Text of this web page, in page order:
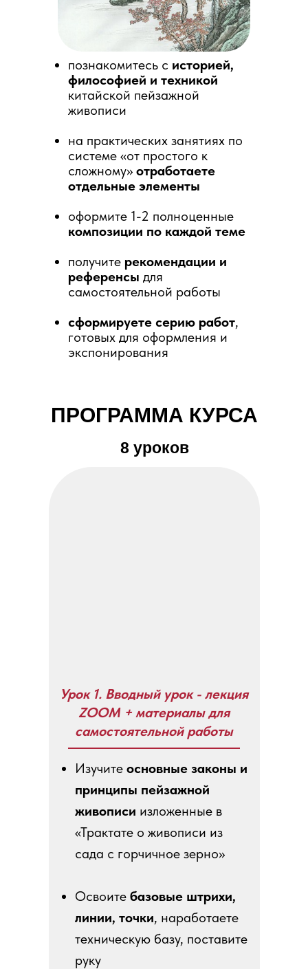
познакомитесь с историей,
философией и техникой
китайской пейзажной
живописи
на практических занятиях по
системе «от простого к
сложному» отработаете
отдельные элементы
оформите 1-2 полноценные
композиции по каждой теме
получите рекомендации и
референсы для
самостоятельной работы
сформируете серию работ,
готовых для оформления и
экспонирования
Урок 1. Вводный урок - лекция
ZOOM + материалы для
самостоятельной работы
8 уроков
ПРОГРАММА КУРСА
Изучите основные законы и
принципы пейзажной
живописи изложенные в
«Трактате о живописи из
сада с горчичное зерно»
Освоите базовые штрихи,
линии, точки, наработаете
техническую базу, поставите
руку